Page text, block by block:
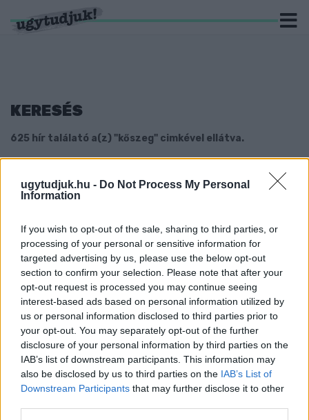
ugytudjuk.hu - Do Not Process My Personal
Information
If you wish to opt-out of the sale, sharing to third parties, or
processing of your personal or sensitive information for
targeted advertising by us, please use the below opt-out
section to confirm your selection. Please note that after your
opt-out request is processed you may continue seeing
interest-based ads based on personal information utilized by
us or personal information disclosed to third parties prior to
your opt-out. You may separately opt-out of the further
disclosure of your personal information by third parties on the
IAB’s list of downstream participants. This information may
also be disclosed by us to third parties on the IAB’s List of
Downstream Participants that may further disclose it to other
KERESÉS
625 hír találató a(z) "kőszeg" cimkével ellátva.
VIDEÓ - MÉG SOSEM VOLTUNK ENNYIRE MENŐK:
KŐSZEGEN ITTUNK EGY KÁVÉT HIDE THE PAIN
HAROLDDAL
ÚJ GOMBAFAJ VETTE BE A KŐSZEGI-
HEGYSÉGET
2018. szeptember. 24. 10:23
Eddig ilyent még nem láttak.
FELSZÁMOLTÁK A LAKÓTELEPI SZEMÉT
HIMALÁJÁT A KŐSZEGI CIVILEK
2018. szeptember. 14. 12:05
Csordultig lett a kisbusz a mocsokkal.
A KŐSZEGI ÖKÖLVÍVÓ, HÁMORI ÁDÁM
ARANYÉRMES LETT AZ EGYETEMI VÉBÉN
2018. szeptember. 06. 20:48